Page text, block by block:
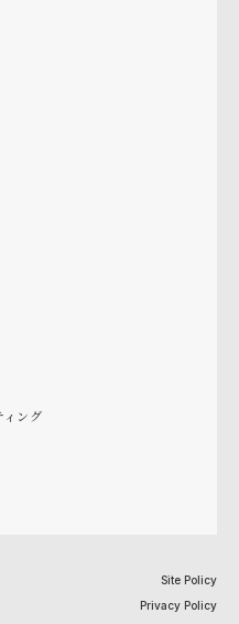
ィング
Site Policy
Privacy Policy